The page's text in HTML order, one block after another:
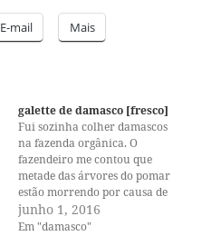
E-mail Mais
galette de damasco [fresco]
Fui sozinha colher damascos
na fazenda orgânica. O
fazendeiro me contou que
metade das árvores do pomar
estão morrendo por causa de
uma doença chamada
phytophthora. Fiquei tão
junho 1, 2016
Em "damasco"